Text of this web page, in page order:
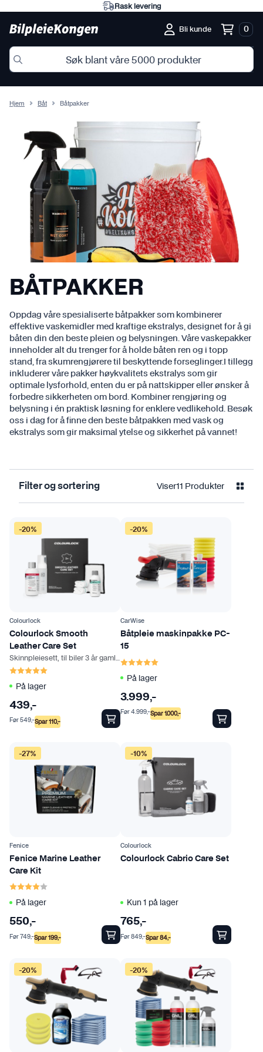
Rask levering
Bli kunde 0
Hjem Båt Båtpakker
BÅTPAKKER
Oppdag våre spesialiserte båtpakker som kombinerer
effektive vaskemidler med kraftige ekstralys, designet for å gi
båten din den beste pleien og belysningen. Våre vaskepakker
inneholder alt du trenger for å holde båten ren og i topp
stand, fra skumrengjørere til beskyttende forseglinger.I tillegg
inkluderer våre pakker høykvalitets ekstralys som gir
optimale lysforhold, enten du er på nattskipper eller ønsker å
forbedre sikkerheten om bord. Kombiner rengjøring og
belysning i én praktisk løsning for enklere vedlikehold. Besøk
oss i dag for å finne den beste båtpakken med vask og
ekstralys som gir maksimal ytelse og sikkerhet på vannet!
Filter og sortering Viser11 Produkter
-20%
Colourlock
Colourlock Smooth
Leather Care Set
Skinnpleiesett, til biler 3 år gamle eller eldre
Karakter:
På lager
439,-
Spar110,-
Før549,-
-20%
CarWise
Båtpleie maskinpakke PC-
15
Karakter:
På lager
3.999,-
Spar1.000,-
Før4.999,-
-27%
Fenice
Fenice Marine Leather
Care Kit
Karakter:
På lager
550,-
Spar199,-
Før749,-
-10%
Colourlock
Colourlock Cabrio Care Set
Kun 1 på lager
765,-
Spar84,-
Før849,-
-20% -20%